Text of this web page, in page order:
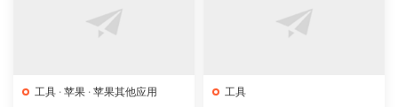
see is what sets SpectraLayers apart. And now you have a
skilled, highly trained AI partner that can sense patterns,
工具 · 苹果 · 苹果其他应用 工具